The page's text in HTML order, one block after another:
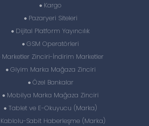
Kargo
Pazaryeri Siteleri
Dijital Platform Yayıncılık
GSM Operatörleri
Marketler Zinciri-İndirim Marketler
Giyim Marka Mağaza Zinciri
Özel Bankalar
Mobilya Marka Mağaza Zinciri
Tablet ve E-Okuyucu (Marka)
Sabit Haberleşme (Marka)